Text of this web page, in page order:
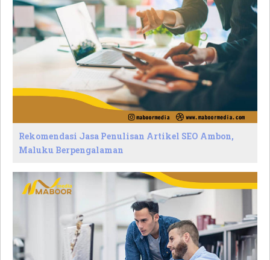
Rekomendasi Jasa Penulisan Artikel SEO Ambon,
Maluku Berpengalaman